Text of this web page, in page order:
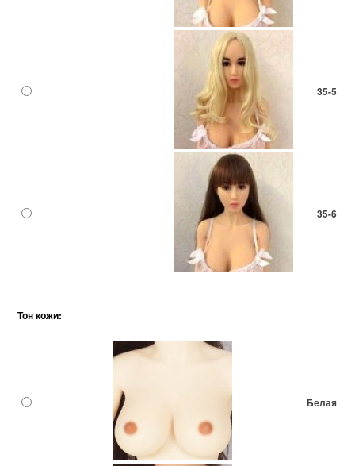
35-5
35-6
Тон кожи:
Белая